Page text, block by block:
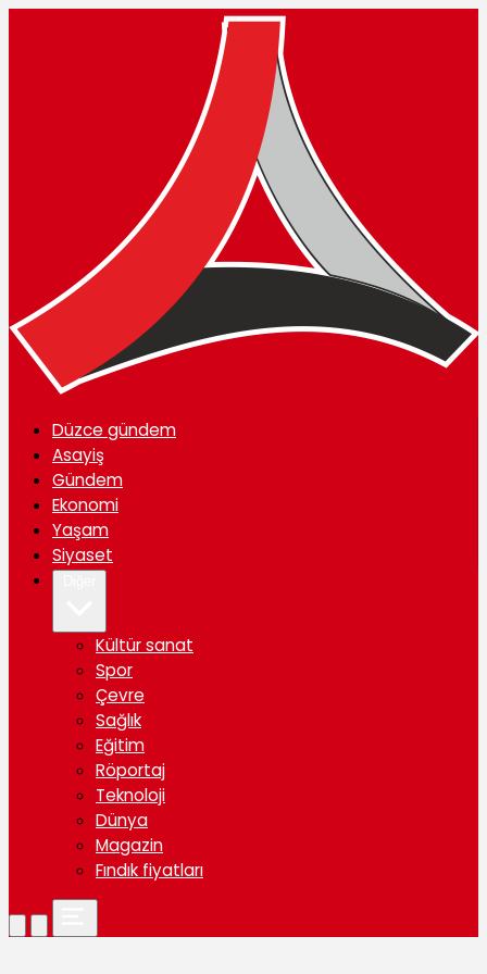
Düzce gündem
Asayiş
Gündem
Ekonomi
Yaşam
Siyaset
Kültür sanat
Spor
Çevre
Sağlık
Eğitim
Röportaj
Teknoloji
Dünya
Magazin
Fındık fiyatları